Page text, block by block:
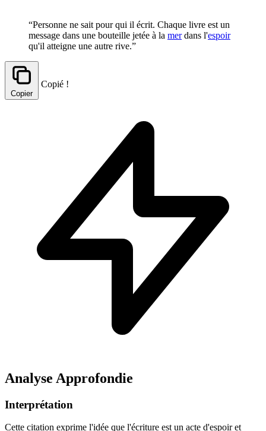
“Personne ne sait pour qui il écrit. Chaque livre est un
message dans une bouteille jetée à la merdans l'espoir
qu'il atteigne une autre rive.”
Copier
Copié !
Analyse Approfondie
Interprétation
Cette citation exprime l'idée que l'écriture est un acte d'espoir et